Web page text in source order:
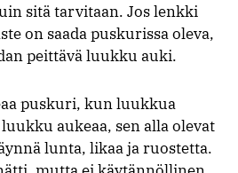
sitä tarvitaan. Jos lenkki
on saada puskurissa oleva,
peittävä luukku auki.
puskuri, kun luukkua
aukeaa, sen alla olevat
lunta, likaa ja ruostetta.